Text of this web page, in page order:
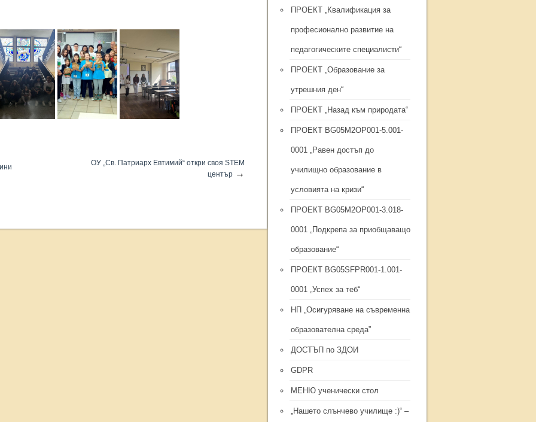
ОУ „Св. Патриарх Евтимий“ откри своя STEM
център →
ПРОЕКТ „Квалификация за
професионално развитие на
педагогическите специалисти“
ПРОЕКТ „Образование за
утрешния ден“
ПРОЕКТ „Назад към природата“
ПРОЕКТ BG05M2OP001-5.001-
0001 „Равен достъп до
училищно образование в
условията на кризи“
ПРОЕКТ BG05M2ОP001-3.018-
0001 „Подкрепа за приобщаващо
образование“
ПРОЕКТ BG05SFPR001-1.001-
0001 „Успех за теб“
НП „Осигуряване на съвременна
образователна среда”
ДОСТЪП по ЗДОИ
GDPR
МЕНЮ ученически стол
„Нашето слънчево училище :)“ –